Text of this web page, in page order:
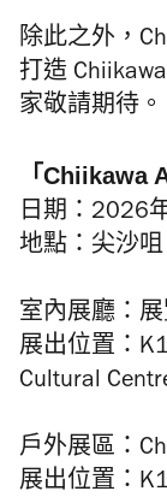
除此之外，
打造
家敬請期待。
「Chiikawa
日期：2026
地點：尖沙
室內展廳：
展出位置：
Cultural
戶外展區：
展出位置：